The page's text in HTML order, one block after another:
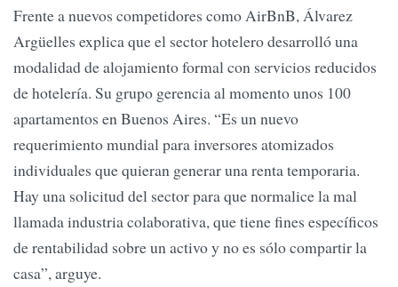
Frente a nuevos competidores como AirBnB, Álvarez
Argüelles explica que el sector hotelero desarrolló una
modalidad de alojamiento formal con servicios reducidos
de hotelería. Su grupo gerencia al momento unos 100
apartamentos en Buenos Aires. “Es un nuevo
requerimiento mundial para inversores atomizados
individuales que quieran generar una renta temporaria.
Hay una solicitud del sector para que normalice la mal
llamada industria colaborativa, que tiene fines específicos
de rentabilidad sobre un activo y no es sólo compartir la
casa”, arguye.